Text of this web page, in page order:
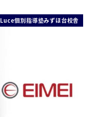
Luce個別指導塾みずほ台校舎